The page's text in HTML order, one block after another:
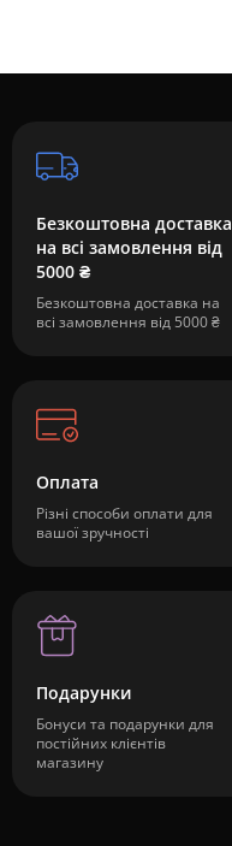
Безкоштовна доставка
на всі замовлення від
5000 ₴
Безкоштовна доставка на
всі замовлення від 5000 ₴
Оплата
Різні способи оплати для
вашої зручності
Подарунки
Бонуси та подарунки для
постійних клієнтів
магазину